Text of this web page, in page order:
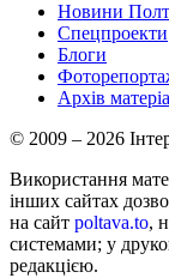
Новини
Спецпроекти
Блоги
Архів
© 2009 – 2026
Використання
інших сайтах
на сайт poltava.to,
системами; у
редакцією.